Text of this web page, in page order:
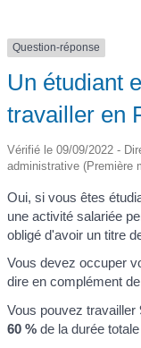
Question-réponse
Un étudiant
travailler en
Vérifié le 09/09/2022 -
administrative (Première
Oui, si vous êtes
une activité salariée
obligé d'avoir un titre
Vous devez occuper
dire en complément
Vous pouvez
60 % de la durée